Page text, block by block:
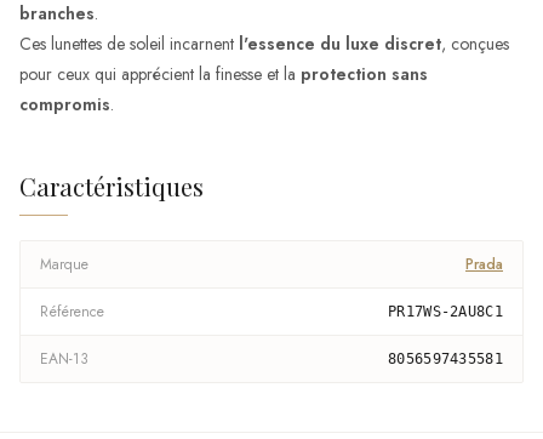
branches.
Ces lunettes de soleil incarnent l'essence du luxe discret, conçues
pour ceux qui apprécient la finesse et la protection sans
compromis.
Caractéristiques
Marque Prada
Référence PR17WS-2AU8C1
EAN-13 8056597435581